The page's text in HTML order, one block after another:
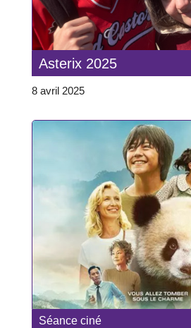
Asterix 2025
8 avril 2025
Séance ciné